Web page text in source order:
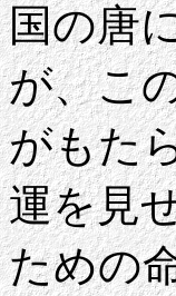
国の唐
が、こ
がもた
運を見
ための